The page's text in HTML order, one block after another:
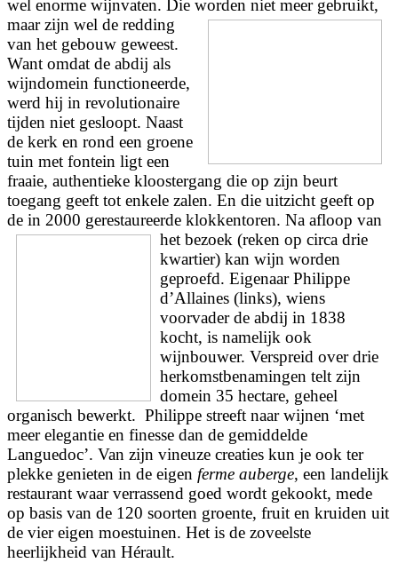
wel enorme wijnvaten. Die worden niet meer gebruikt,
maar zijn wel de redding
van het gebouw geweest.
Want omdat de abdij als
wijndomein functioneerde,
werd hij in revolutionaire
tijden niet gesloopt. Naast
de kerk en rond een groene
tuin met fontein ligt een
fraaie, authentieke kloostergang die op zijn beurt
toegang geeft tot enkele zalen. En die uitzicht geeft op
de in 2000 gerestaureerde klokkentoren. Na afloop van
het bezoek (reken op circa drie
kwartier) kan wijn worden
geproefd. Eigenaar Philippe
d’Allaines (links), wiens
voorvader de abdij in 1838
kocht, is namelijk ook
wijnbouwer. Verspreid over drie
herkomstbenamingen telt zijn
domein 35 hectare, geheel
organisch bewerkt. Philippe streeft naar wijnen ‘met
meer elegantie en finesse dan de gemiddelde
Languedoc’. Van zijn vineuze creaties kun je ook ter
plekke genieten in de eigen ferme auberge, een landelijk
restaurant waar verrassend goed wordt gekookt, mede
op basis van de 120 soorten groente, fruit en kruiden uit
de vier eigen moestuinen. Het is de zoveelste
heerlijkheid van Hérault.